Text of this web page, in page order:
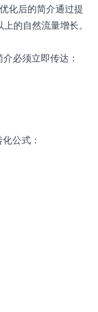
化后的简介通过提
的自然流量增长。
必须立即传达：
公式：